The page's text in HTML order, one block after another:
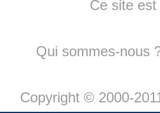
Ce site
Qui sommes-nous
Copyright © 2000-